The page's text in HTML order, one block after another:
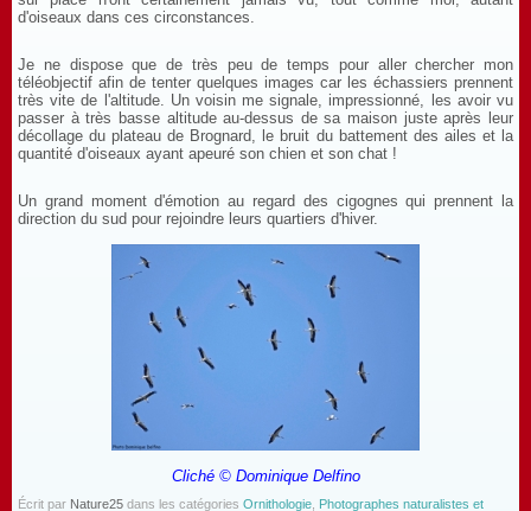
d'oiseaux dans ces circonstances.
Je ne dispose que de très peu de temps pour aller chercher mon
téléobjectif afin de tenter quelques images car les échassiers prennent
très vite de l'altitude. Un voisin me signale, impressionné, les avoir vu
passer à très basse altitude au-dessus de sa maison juste après leur
décollage du plateau de Brognard, le bruit du battement des ailes et la
quantité d'oiseaux ayant apeuré son chien et son chat !
Un grand moment d'émotion au regard des cigognes qui prennent la
direction du sud pour rejoindre leurs quartiers d'hiver.
Cliché © Dominique Delfino
Écrit par Nature25 dans les catégories Ornithologie Photographes naturalistes et